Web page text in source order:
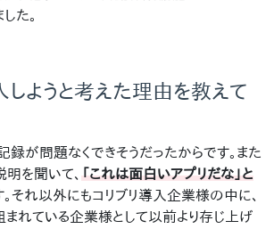
た。
しようと考えた理由を教えて
録が問題なくできそうだったからです。また
を聞いて、 「これは面白いアプリだな」と
それ以外にもコリブリ導入企業様の中に、
まれている企業様として以前より存じ上げ